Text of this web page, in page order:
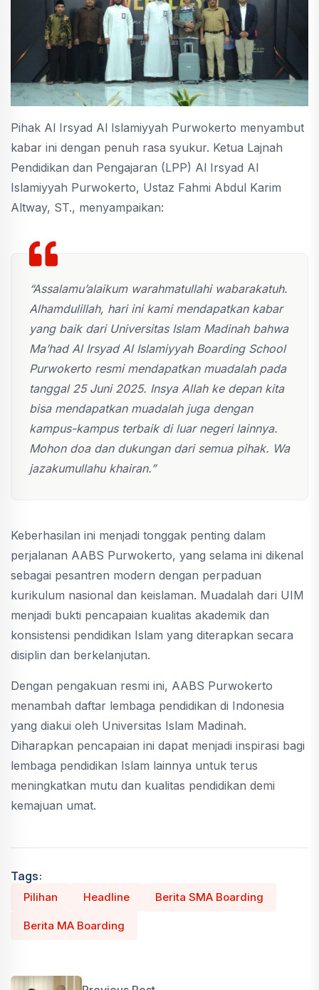
Pihak Al Irsyad Al Islamiyyah Purwokerto menyambut
kabar ini dengan penuh rasa syukur. Ketua Lajnah
Pendidikan dan Pengajaran (LPP) Al Irsyad Al
Islamiyyah Purwokerto, Ustaz Fahmi Abdul Karim
Altway, ST., menyampaikan:
“Assalamu’alaikum warahmatullahi wabarakatuh.
Alhamdulillah, hari ini kami mendapatkan kabar
yang baik dari Universitas Islam Madinah bahwa
Ma’had Al Irsyad Al Islamiyyah Boarding School
Purwokerto resmi mendapatkan muadalah pada
tanggal 25 Juni 2025. Insya Allah ke depan kita
bisa mendapatkan muadalah juga dengan
kampus-kampus terbaik di luar negeri lainnya.
Mohon doa dan dukungan dari semua pihak. Wa
jazakumullahu khairan.”
Keberhasilan ini menjadi tonggak penting dalam
perjalanan AABS Purwokerto, yang selama ini dikenal
sebagai pesantren modern dengan perpaduan
kurikulum nasional dan keislaman. Muadalah dari UIM
menjadi bukti pencapaian kualitas akademik dan
konsistensi pendidikan Islam yang diterapkan secara
disiplin dan berkelanjutan.
Dengan pengakuan resmi ini, AABS Purwokerto
menambah daftar lembaga pendidikan di Indonesia
yang diakui oleh Universitas Islam Madinah.
Diharapkan pencapaian ini dapat menjadi inspirasi bagi
lembaga pendidikan Islam lainnya untuk terus
meningkatkan mutu dan kualitas pendidikan demi
kemajuan umat.
Tags:
Pilihan Headline Berita SMA Boarding
Berita MA Boarding